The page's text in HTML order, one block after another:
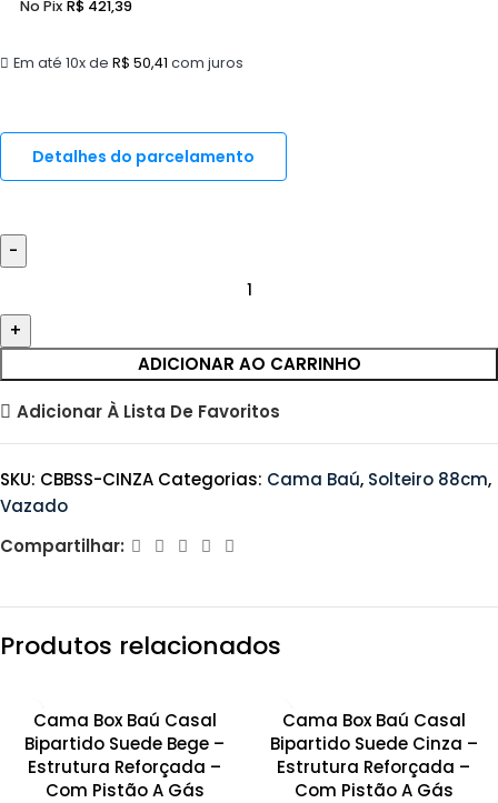
Em até 10x de R$ 50,41 com juros
No Pix R$421,39
Detalhes do parcelamento
ADICIONAR AO CARRINHO
Adicionar À Lista De Favoritos
SKU: CBBSS-CINZA Categorias: Cama Baú, Solteiro 88cm,
Vazado
Compartilhar:
Produtos relacionados
Cama Box Baú Casal
Bipartido Suede Bege –
Estrutura Reforçada –
Com Pistão A Gás
Cama Box Baú Casal
Bipartido Suede Cinza –
Estrutura Reforçada –
Com Pistão A Gás